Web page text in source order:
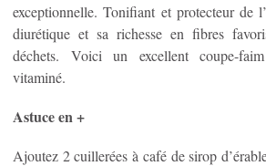
exceptionnelle. Tonifiant et protecteur de
diurétique et sa richesse en fibres
déchets. Voici un excellent coupe-
vitaminé.
Astuce en +
Ajoutez 2 cuillerées à café de sirop